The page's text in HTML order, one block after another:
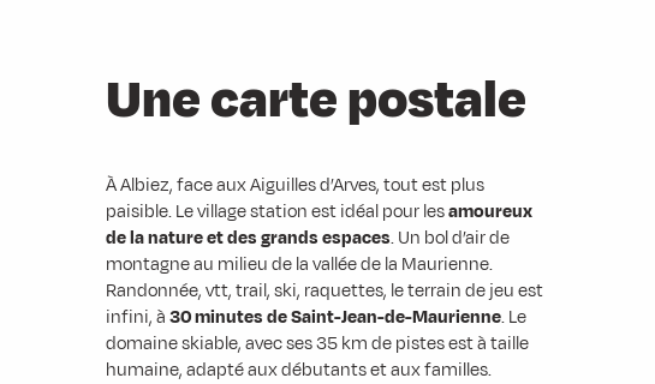
Une carte postale
À Albiez, face aux Aiguilles d’Arves, tout est plus
paisible. Le village station est idéal pour lesamoureux
de la nature et des grands espaces. Un bol d’air de
montagne au milieu de la vallée de la Maurienne.
Randonnée, vtt, trail, ski, raquettes, le terrain de jeu est
infini, à30 minutes de Saint-Jean-de-Maurienne. Le
domaine skiable, avec ses 35 km de pistes est à taille
humaine, adapté aux débutants et aux familles.